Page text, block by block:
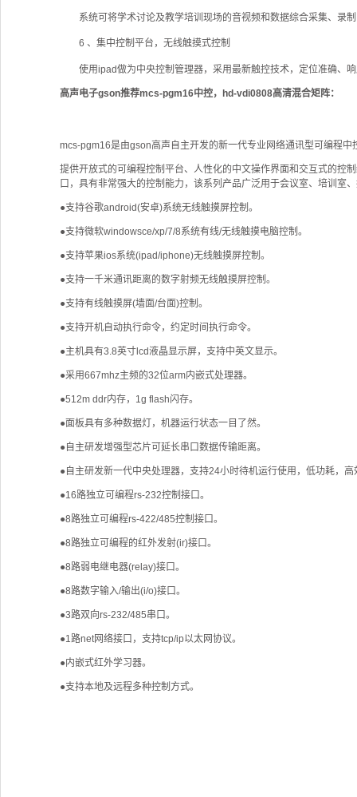
系统可将学术讨论及教学培训现场的音视频和数据综合采集、录
6 、 集中控制 平台，无线触摸式控制
使用ipad做为中央控制管理器，采用最新触控技术，定位准确、响
高声电子gson推荐mcs-pgm16中控，hd-vdi0808高清混合矩阵：
mcs-pgm16是由gson高声自主开发的新一代专业网络通讯型可编程
提供开放式的可编程控制平台、人性化的中文操作界面和交互式的控
口，具有非常强大的控制能力，该系列产品广泛用于会议室、培训室
●支持谷歌android(安卓)系统无线触摸屏控制。
●支持微软windowsce/xp/7/8系统有线/无线触摸电脑控制。
●支持苹果ios系统(ipad/iphone)无线触摸屏控制。
●支持一千米通讯距离的数字射频无线触摸屏控制。
●支持有线触摸屏(墙面/台面)控制。
●支持开机自动执行命令，约定时间执行命令。
●主机具有3.8英寸lcd液晶显示屏，支持中英文显示。
●采用667mhz主频的32位arm内嵌式处理器。
●512m ddr内存，1g flash闪存。
●面板具有多种数据灯，机器运行状态一目了然。
●自主研发增强型芯片可延长串口数据传输距离。
●自主研发新一代中央处理器，支持24小时待机运行使用，低功耗，
●16路独立可编程rs-232控制接口。
●8路独立可编程rs-422/485控制接口。
●8路独立可编程的红外发射(ir)接口。
●8路弱电继电器(relay)接口。
●8路数字输入/输出(i/o)接口。
●3路双向rs-232/485串口。
●1路net网络接口，支持tcp/ip以太网协议。
●内嵌式红外学习器。
●支持本地及远程多种控制方式。